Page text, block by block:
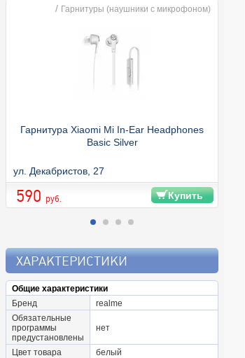
/ Гарнитуры (наушники с микрофоном)
Гарнитура Xiaomi Mi In-Ear Headphones
Basic Silver
ул. Декабристов, 27
590 руб. Купить
ХАРАКТЕРИСТИКИ
Общие характеристики
Бренд
realme
Обязательные
программы
предустановлены
нет
Цвет товара белый